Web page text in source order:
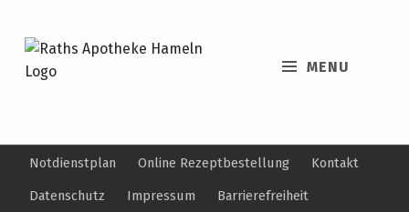
MENU
Notdienstplan Online Rezeptbestellung
Kontakt
Datenschutz
Impressum Barrierefreiheit